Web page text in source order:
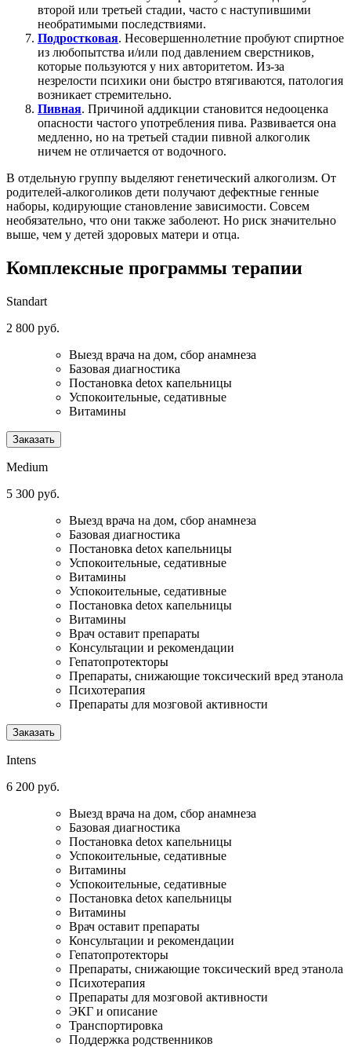
второй или третьей стадии, часто с наступившими
необратимыми последствиями.
Подростковая. Несовершеннолетние пробуют спиртное
из любопытства и/или под давлением сверстников,
которые пользуются у них авторитетом. Из-за
незрелости психики они быстро втягиваются, патология
возникает стремительно.
Пивная. Причиной аддикции становится недооценка
опасности частого употребления пива. Развивается она
медленно, но на третьей стадии пивной алкоголик
ничем не отличается от водочного.
В отдельную группу выделяют генетический алкоголизм. От
родителей-алкоголиков дети получают дефектные генные
наборы, кодирующие становление зависимости. Совсем
необязательно, что они также заболеют. Но риск значительно
выше, чем у детей здоровых матери и отца.
Комплексные программы терапии
Standart
2 800 руб.
Выезд врача на дом, сбор анамнеза
Базовая диагностика
Постановка detox капельницы
Успокоительные, седативные
Витамины
Заказать
Medium
5 300 руб.
Выезд врача на дом, сбор анамнеза
Базовая диагностика
Постановка detox капельницы
Успокоительные, седативные
Витамины
Успокоительные, седативные
Постановка detox капельницы
Витамины
Врач оставит препараты
Консультации и рекомендации
Гепатопротекторы
Препараты, снижающие токсический вред этанола
Психотерапия
Препараты для мозговой активности
Заказать
Intens
6 200 руб.
Выезд врача на дом, сбор анамнеза
Базовая диагностика
Постановка detox капельницы
Успокоительные, седативные
Витамины
Успокоительные, седативные
Постановка detox капельницы
Витамины
Врач оставит препараты
Консультации и рекомендации
Гепатопротекторы
Препараты, снижающие токсический вред этанола
Психотерапия
Препараты для мозговой активности
ЭКГ и описание
Транспортировка
Поддержка родственников